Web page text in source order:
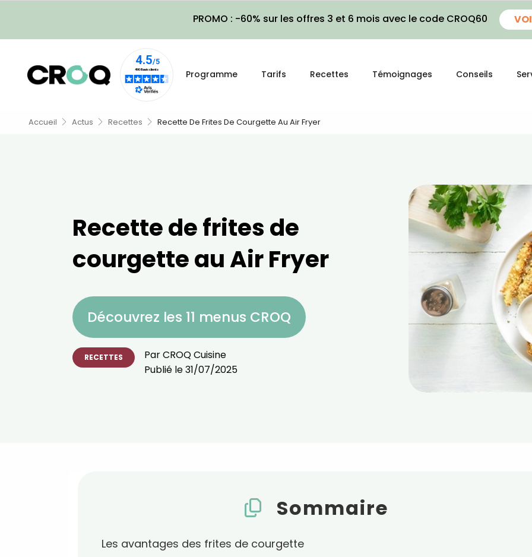
PROMO : -60% sur les offres 3 et 6 mois avec le code CROQ60
Programme Tarifs Recettes Témoignages Conseils
Accueil Actus Recettes Recette De Frites De Courgette Au Air Fryer
Recette de frites de
courgette au Air Fryer
Découvrez les 11 menus CROQ
RECETTES ParCROQ Cuisine
Publié le31/07/2025
Sommaire
Les avantages des frites de courgette